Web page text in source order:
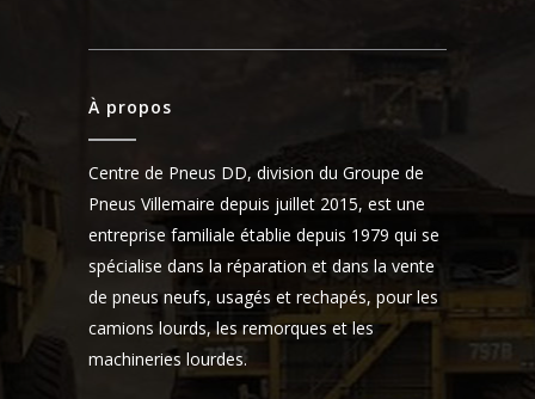
À propos
Centre de Pneus DD, division du Groupe de
Pneus Villemaire depuis juillet 2015, est une
entreprise familiale établie depuis 1979 qui se
spécialise dans la réparation et dans la vente
de pneus neufs, usagés et rechapés, pour les
camions lourds, les remorques et les
machineries lourdes.